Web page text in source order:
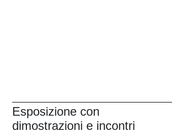
Esposizione con
dimostrazioni e incontri